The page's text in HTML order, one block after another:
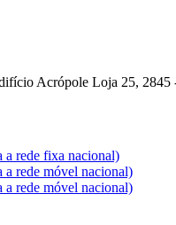
Acrópole Loja 25, 2845
a rede fixa nacional)
a rede móvel nacional)
a rede móvel nacional)